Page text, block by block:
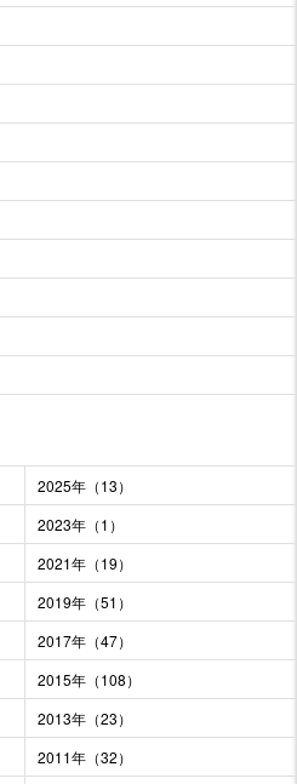
2025年（13）
2023年（1）
2021年（19）
2019年（51）
2017年（47）
2015年（108）
2013年（23）
2011年（32）